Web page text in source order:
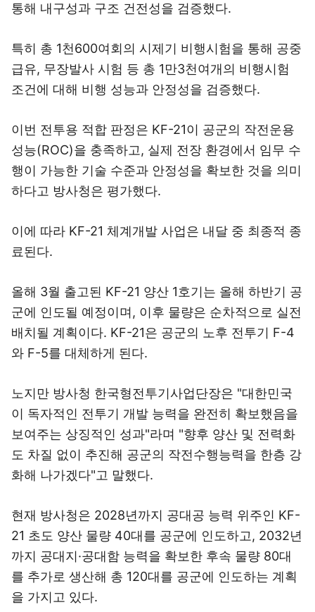
통해 내구성과 구조 건전성을 검증했다.
특히 총 1천600여회의 시제기 비행시험을 통해 공중
급유, 무장발사 시험 등 총 1만3천여개의 비행시험
조건에 대해 비행 성능과 안정성을 검증했다.
이번 전투용 적합 판정은 KF-21이 공군의 작전운용
성능(ROC)을 충족하고, 실제 전장 환경에서 임무 수
행이 가능한 기술 수준과 안정성을 확보한 것을 의미
하다고 방사청은 평가했다.
이에 따라 KF-21 체계개발 사업은 내달 중 최종적 종
료된다.
올해 3월 출고된 KF-21 양산 1호기는 올해 하반기 공
군에 인도될 예정이며, 이후 물량은 순차적으로 실전
배치될 계획이다. KF-21은 공군의 노후 전투기 F-4
와 F-5를 대체하게 된다.
노지만 방사청 한국형전투기사업단장은 "대한민국
이 독자적인 전투기 개발 능력을 완전히 확보했음을
보여주는 상징적인 성과"라며 "향후 양산 및 전력화
도 차질 없이 추진해 공군의 작전수행능력을 한층 강
화해 나가겠다"고 말했다.
현재 방사청은 2028년까지 공대공 능력 위주인 KF-
21 초도 양산 물량 40대를 공군에 인도하고, 2032년
까지 공대지·공대함 능력을 확보한 후속 물량 80대
를 추가로 생산해 총 120대를 공군에 인도하는 계획
을 가지고 있다.